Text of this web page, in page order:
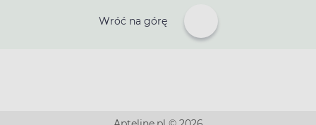
Wróć na górę